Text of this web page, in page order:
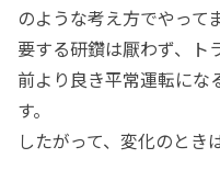
のような考え方でやってま
要する研鑽は厭わず、ト
前より良き平常運転にな
す。
したがって、変化のとき